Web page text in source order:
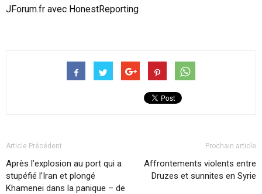
JForum.fr avec HonestReporting
Article Précédent
Après l’explosion au port qui a
stupéfié l’Iran et plongé
Khamenei dans la panique – de
Prochain article
Affrontements violents entre
Druzes et sunnites en Syrie